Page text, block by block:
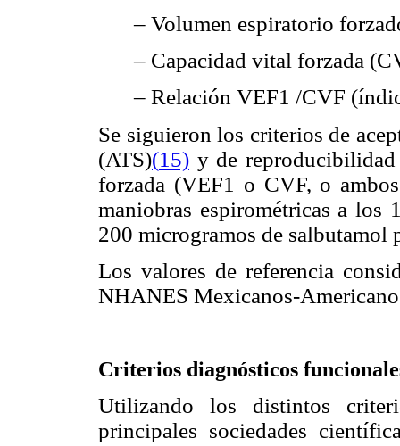
– Volumen espiratorio
– Capacidad vital forzada
– Relación VEF1 /CVF
Se siguieron los criterios de
(ATS)(15) y de
forzada (VEF1 o CVF, o
maniobras espirométricas a
200 microgramos de salbutamol
Los valores de referencia
NHANES Mexicanos-
Criterios diagnósticos
Utilizando los distintos
principales sociedades